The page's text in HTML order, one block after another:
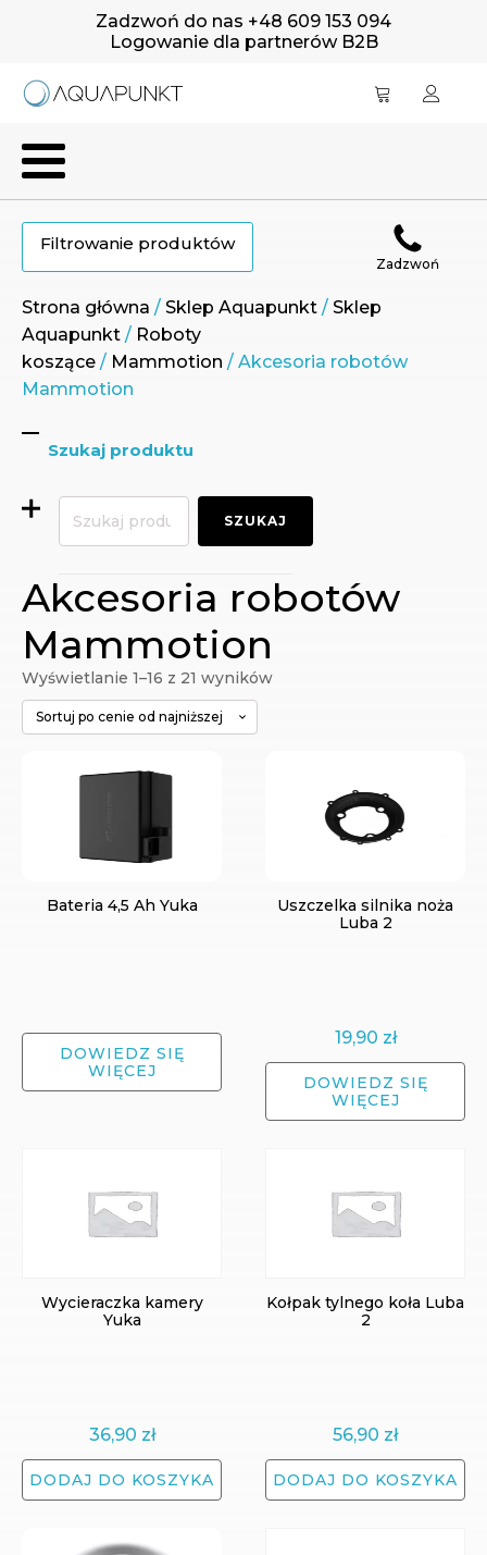
Zadzwoń do nas +48 609 153 094
Logowanie dla partnerów B2B
Filtrowanie produktów
Zadzwoń
Strona główna / Sklep Aquapunkt / Sklep
Aquapunkt / Roboty
koszące / Mammotion / Akcesoria robotów
Mammotion
Szukaj produktu
Szukaj:
SZUKAJ
Akcesoria robotów
Mammotion
Wyświetlanie 1–16 z 21 wynikówPosortowane
wysokiej
Bateria 4,5 Ah Yuka
DOWIEDZ SIĘ
WIĘCEJ
Uszczelka silnika noża
Luba 2
19,90 zł
DOWIEDZ SIĘ
WIĘCEJ
Wycieraczka kamery
Yuka
36,90 zł
DODAJ DO KOSZYKA
Kołpak tylnego koła Luba
2
56,90 zł
DODAJ DO KOSZYKA